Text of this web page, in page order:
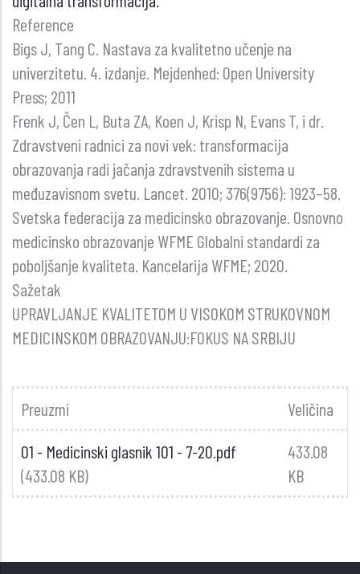
Reference
Bigs J, Tang C. Nastava za kvalitetno učenje na
univerzitetu. 4. izdanje. Mejdenhed: Open University
Press; 2011
Frenk J, Čen L, Buta ZA, Koen J, Krisp N, Evans T, i dr.
Zdravstveni radnici za novi vek: transformacija
obrazovanja radi jačanja zdravstvenih sistema u
međuzavisnom svetu. Lancet. 2010; 376(9756): 1923–58.
Svetska federacija za medicinsko obrazovanje. Osnovno
medicinsko obrazovanje WFME Globalni standardi za
poboljšanje kvaliteta. Kancelarija WFME; 2020.
Sažetak
UPRAVLJANJE KVALITETOM U VISOKOM STRUKOVNOM
MEDICINSKOM OBRAZOVANJU:FOKUS NA SRBIJU
Preuzmi Veličina
01 - Medicinski glasnik 101 - 7-20.pdf
(433.08 KB)
433.08
KB